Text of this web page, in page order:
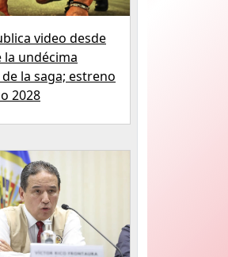
video desde
la undécima
la saga; estreno
2028